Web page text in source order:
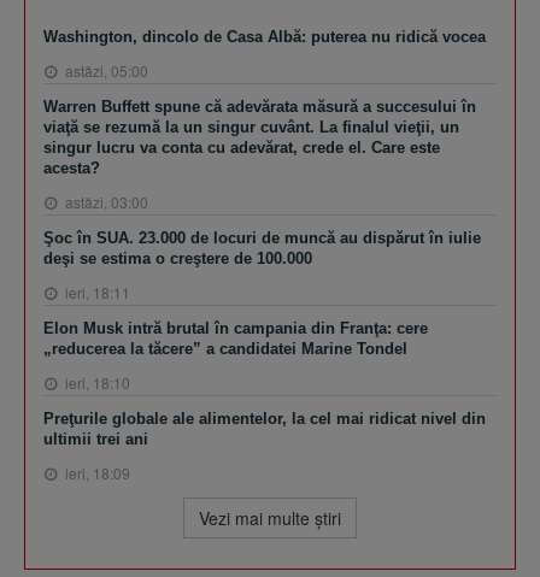
Washington, dincolo de Casa Albă: puterea nu ridică vocea
astăzi, 05:00
Warren Buffett spune că adevărata măsură a succesului în
viaţă se rezumă la un singur cuvânt. La finalul vieţii, un
singur lucru va conta cu adevărat, crede el. Care este
acesta?
astăzi, 03:00
Şoc în SUA. 23.000 de locuri de muncă au dispărut în iulie
deşi se estima o creştere de 100.000
ieri, 18:11
Elon Musk intră brutal în campania din Franţa: cere
„reducerea la tăcere” a candidatei Marine Tondel
ieri, 18:10
Preţurile globale ale alimentelor, la cel mai ridicat nivel din
ultimii trei ani
ieri, 18:09
Vezi mai multe ştiri